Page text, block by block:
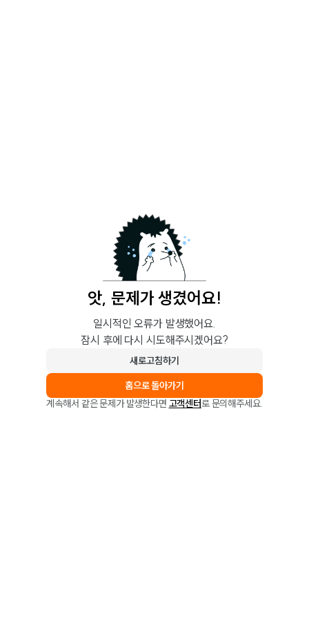
앗, 문제가 생겼어요!
일시적인 오류가 발생했어요.
잠시 후에 다시 시도해주시겠어요?
새로고침하기
홈으로 돌아가기
계속해서 같은 문제가 발생한다면 고객센터로 문의해주세요.